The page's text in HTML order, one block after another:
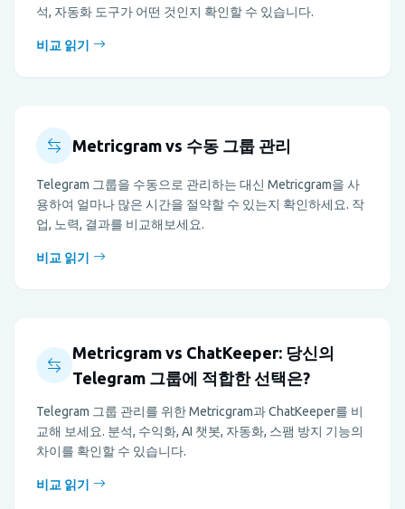
석, 자동화 도구가 어떤 것인지 확인할 수 있습니다.
비교 읽기
Metricgram vs 수동 그룹 관리
Telegram 그룹을 수동으로 관리하는 대신 Metricgram을 사
용하여 얼마나 많은 시간을 절약할 수 있는지 확인하세요. 작
업, 노력, 결과를 비교해보세요.
비교 읽기
Metricgram vs ChatKeeper: 당신의
Telegram 그룹에 적합한 선택은?
Telegram 그룹 관리를 위한 Metricgram과 ChatKeeper를 비
교해 보세요. 분석, 수익화, AI 챗봇, 자동화, 스팸 방지 기능의
차이를 확인할 수 있습니다.
비교 읽기